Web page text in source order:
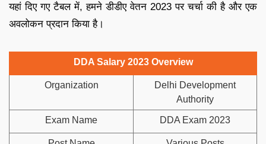
यहां दिए गए टैबल में, हमने डीडीए वेतन 2023 पर चर्चा की है और एक
अवलोकन प्रदान किया है।
DDA Salary 2023 Overview
Organization
Delhi Development
Authority
Exam Name DDA Exam 2023